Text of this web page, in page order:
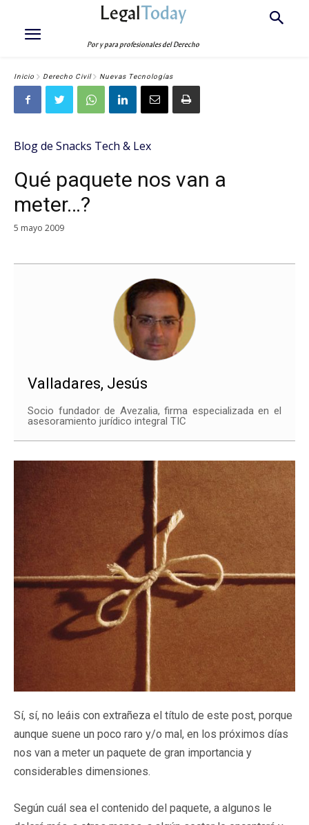
LegalToday
Por y para profesionales del Derecho
Inicio Derecho Civil Nuevas Tecnologías
Blog de Snacks Tech & Lex
Qué paquete nos van a
meter…?
5 mayo 2009
Valladares, Jesús
Socio fundador de Avezalia, firma especializada en el
asesoramiento jurídico integral TIC
Sí, sí, no leáis con extrañeza el título de este post, porque
aunque suene un poco raro y/o mal, en los próximos días
nos van a meter un paquete de gran importancia y
considerables dimensiones.
Según cuál sea el contenido del paquete, a algunos le